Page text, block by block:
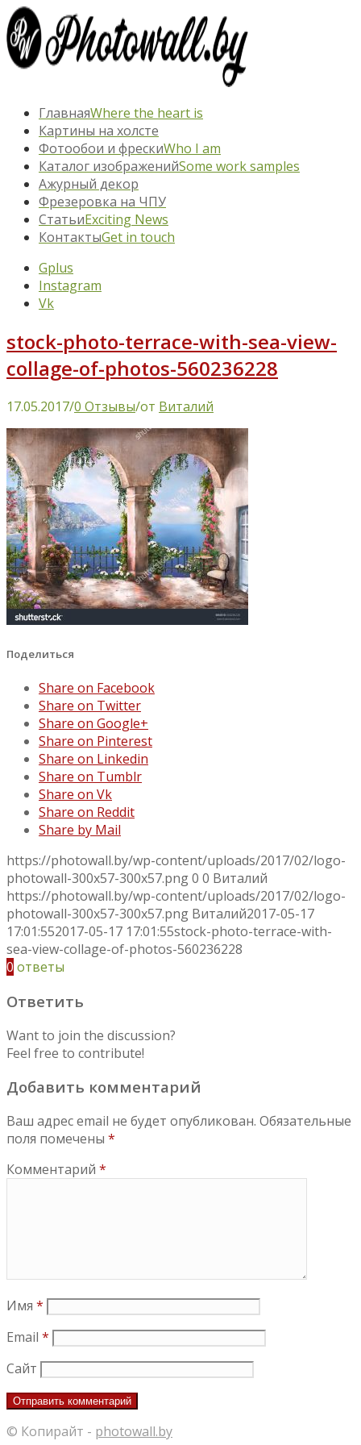
ГлавнаяWhere the heart is
Картины на холсте
Фотообои и фрескиWho I am
Каталог изображенийSome work samples
Ажурный декор
Фрезеровка на ЧПУ
СтатьиExciting News
КонтактыGet in touch
Gplus
Instagram
Vk
stock-photo-terrace-with-sea-view-
collage-of-photos-560236228
17.05.2017/0 Отзывы/от Виталий
Поделиться
Share on Facebook
Share on Twitter
Share on Google+
Share on Pinterest
Share on Linkedin
Share on Tumblr
Share on Vk
Share on Reddit
Share by Mail
https://photowall.by/wp-content/uploads/2017/02/logo-
photowall-300x57-300x57.png0 0 Виталий
https://photowall.by/wp-content/uploads/2017/02/logo-
photowall-300x57-300x57.png Виталий2017-05-17
17:01:552017-05-17 17:01:55stock-photo-terrace-with-
sea-view-collage-of-photos-560236228
0 ответы
Ответить
Want to join the discussion?
Feel free to contribute!
Добавить комментарий
Ваш адрес email не будет опубликован. Обязательные
поля помечены *
Комментарий *
Имя *
Email *
Сайт
© Копирайт - photowall.by